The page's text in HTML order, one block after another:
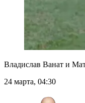
Владислав Ванат и
24 марта, 04:30